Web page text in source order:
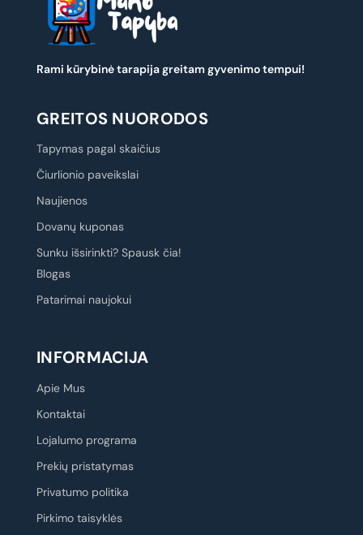
Rami kūrybinė tarapija greitam gyvenimo tempui!
GREITOS NUORODOS
Tapymas pagal skaičius
Čiurlionio paveikslai
Naujienos
Dovanų kuponas
Sunku išsirinkti? Spausk čia!
Blogas
Patarimai naujokui
INFORMACIJA
Apie Mus
Kontaktai
Lojalumo programa
Prekių pristatymas
Privatumo politika
Pirkimo taisyklės